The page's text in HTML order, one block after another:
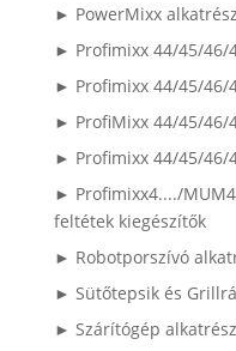
► PowerMixx
► Profimixx 44/45/46/
► Profimixx 44/45/46/
► ProfiMixx 44/45/46/
► Profimixx 44/45/46/
► Profimixx4..../
feltétek kiegészítők
► Robotporszívó
► Sütőtepsik és
► Szárítógép